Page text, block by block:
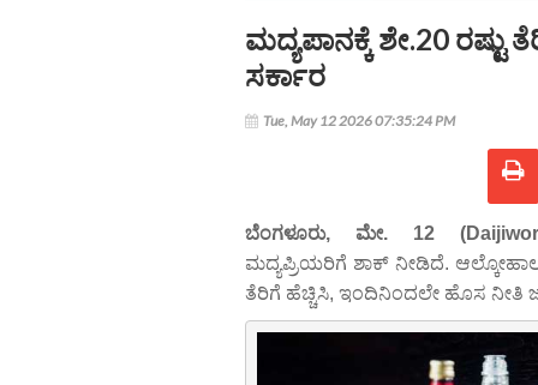
ಮದ್ಯಪಾನಕ್ಕೆ ಶೇ.20 ರಷ್ಟು
ಸರ್ಕಾರ
Tue, May 12 2026 07:35:24 PM
ಬೆಂಗಳೂರು, ಮೇ. 12
ಮದ್ಯಪ್ರಿಯರಿಗೆ ಶಾಕ್ ನೀಡಿದೆ.
ತೆರಿಗೆ ಹೆಚ್ಚಿಸಿ, ಇಂದಿನಿಂದಲೇ ಹೊಸ ನೀತಿ